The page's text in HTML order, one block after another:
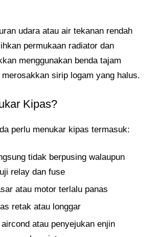
udara atau air tekanan rendah
permukaan radiator dan
menggunakan benda tajam
merosakkan sirip logam yang halus.
Kipas?
perlu menukar kipas termasuk:
tidak berpusing walaupun
relay dan fuse
atau motor terlalu panas
retak atau longgar
atau penyejukan enjin